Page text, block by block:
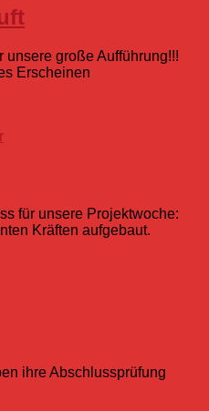
unsere große Aufführung!!!
Erscheinen
für unsere Projektwoche:
Kräften aufgebaut.
ihre Abschlussprüfung